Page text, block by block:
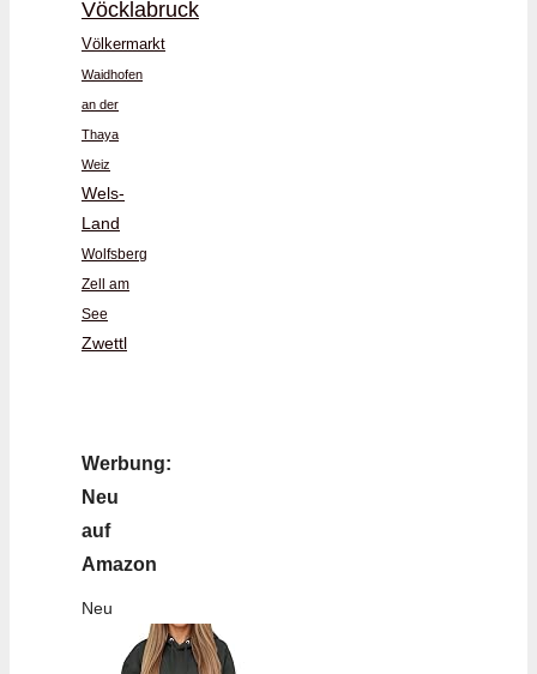
Vöcklabruck
Völkermarkt
Waidhofen
an der
Thaya
Weiz
Wels-
Land
Wolfsberg
Zell am
See
Zwettl
Werbung:
Neu
auf
Amazon
Neu